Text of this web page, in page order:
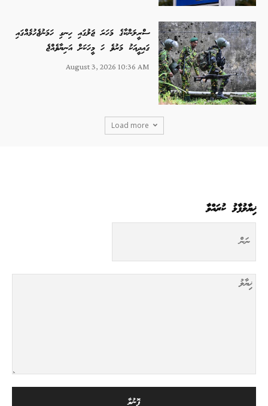
ސްރީލަންކާގެ މަހަރަ ޖަލުގައި ހިނގި ހަމަނުޖެހުމެއްގައި
ގައިދީއަކު މަރުވެ ހަ މީހަކަށް އަނިޔާވެއްޖެ
August 3, 2026 10:36 AM
Load more
ޚިޔާލުފާޅު ކުރައްވާ